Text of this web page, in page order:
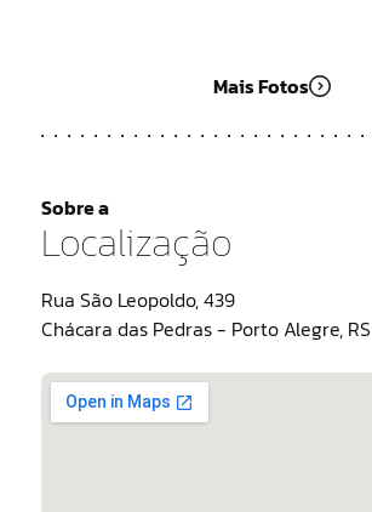
Mais Fotos
Sobre a
Localização
Rua São Leopoldo, 439
Chácara das Pedras - Porto Alegre, RS